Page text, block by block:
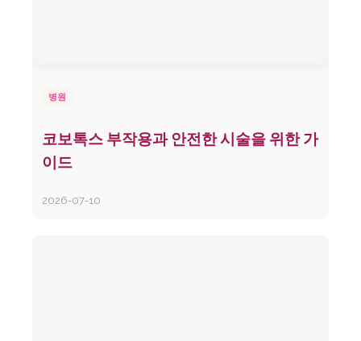
병원
코보톡스 부작용과 안전한 시술을 위한 가
이드
2026-07-10